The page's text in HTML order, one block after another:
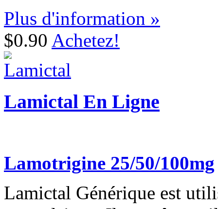
Plus d'information »
$0.90 Achetez!
Lamictal En Ligne
Lamotrigine 25/50/100mg
Lamictal Générique est